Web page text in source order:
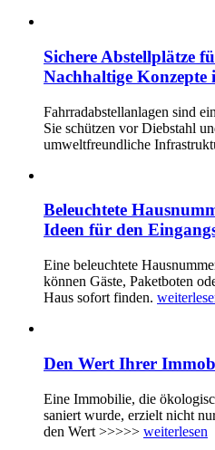
Sichere Abstellplätze
Nachhaltige
Fahrradabstellanlagen sind
Sie schützen vor Diebstahl
umweltfreundliche
Beleuchtete
Ideen für den
Eine beleuchtete
können Gäste, Paketboten
Haus sofort finden.
Den Wert Ihrer
Eine Immobilie, die
saniert wurde, erzielt nicht
den Wert >>>>> weiterlesen